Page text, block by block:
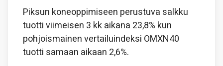
Piksun koneoppimiseen perustuva salkku
tuotti viimeisen 3 kk aikana 23,8% kun
pohjoismainen vertailuindeksi OMXN40
tuotti samaan aikaan 2,6%.